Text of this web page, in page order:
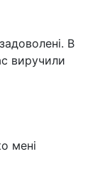
В
виручили
мені